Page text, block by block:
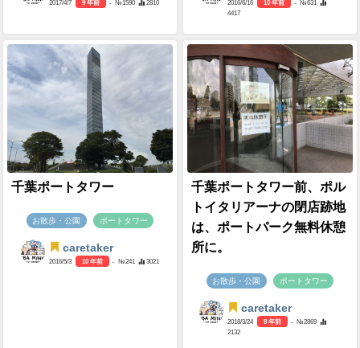
2017/4/7 9 年前 - №1590 2810 2016/6/16 10 年前
- №631
4417
千葉ポートタワー
お散歩・公園 ポートタワー
caretaker
2016/5/3 10 年前 - №241 3021
千葉ポートタワー前、ポル
トイタリアーナの閉店跡地
は、ポートパーク無料休憩
所に。
お散歩・公園 ポートタワー
caretaker
2018/3/24 8 年前
- №2869
2132